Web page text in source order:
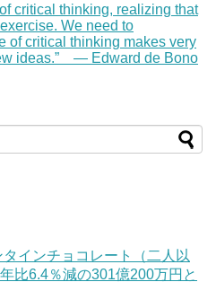
critical thinking, realizing that
We need to
of critical thinking makes very
ideas.” — Edward de Bono
タインチョコレート（二人以
比6.4％減の301億200万円と